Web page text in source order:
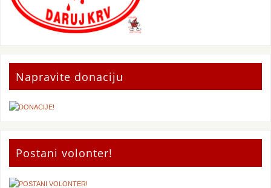
Napravite donaciju
Postani volonter!